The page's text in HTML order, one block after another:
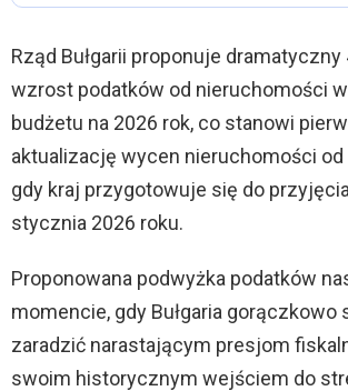
Rząd Bułgarii proponuje
wzrost podatków od nieruchomości
budżetu na 2026 rok, co stanowi
aktualizację wycen nieruchomości od
gdy kraj przygotowuje się do
stycznia 2026 roku.
Proponowana podwyżka podatków
momencie, gdy Bułgaria gorączkowo
zaradzić narastającym presjom
swoim historycznym wejściem do